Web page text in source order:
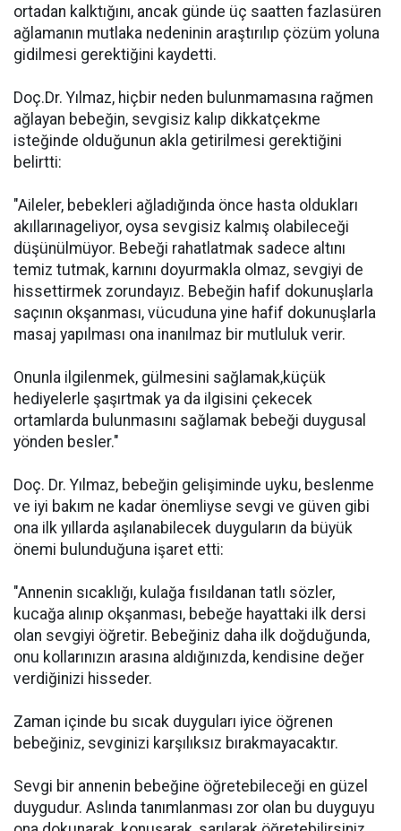
ortadan kalktığını, ancak günde üç saatten fazlasüren
ağlamanın mutlaka nedeninin araştırılıp çözüm yoluna
gidilmesi gerektiğini kaydetti.
Doç.Dr. Yılmaz, hiçbir neden bulunmamasına rağmen
ağlayan bebeğin, sevgisiz kalıp dikkatçekme
isteğinde olduğunun akla getirilmesi gerektiğini
belirtti:
"Aileler, bebekleri ağladığında önce hasta oldukları
akıllarınageliyor, oysa sevgisiz kalmış olabileceği
düşünülmüyor. Bebeği rahatlatmak sadece altını
temiz tutmak, karnını doyurmakla olmaz, sevgiyi de
hissettirmek zorundayız. Bebeğin hafif dokunuşlarla
saçının okşanması, vücuduna yine hafif dokunuşlarla
masaj yapılması ona inanılmaz bir mutluluk verir.
Onunla ilgilenmek, gülmesini sağlamak,küçük
hediyelerle şaşırtmak ya da ilgisini çekecek
ortamlarda bulunmasını sağlamak bebeği duygusal
yönden besler."
Doç. Dr. Yılmaz, bebeğin gelişiminde uyku, beslenme
ve iyi bakım ne kadar önemliyse sevgi ve güven gibi
ona ilk yıllarda aşılanabilecek duyguların da büyük
önemi bulunduğuna işaret etti:
"Annenin sıcaklığı, kulağa fısıldanan tatlı sözler,
kucağa alınıp okşanması, bebeğe hayattaki ilk dersi
olan sevgiyi öğretir. Bebeğiniz daha ilk doğduğunda,
onu kollarınızın arasına aldığınızda, kendisine değer
verdiğinizi hisseder.
Zaman içinde bu sıcak duyguları iyice öğrenen
bebeğiniz, sevginizi karşılıksız bırakmayacaktır.
Sevgi bir annenin bebeğine öğretebileceği en güzel
duygudur. Aslında tanımlanması zor olan bu duyguyu